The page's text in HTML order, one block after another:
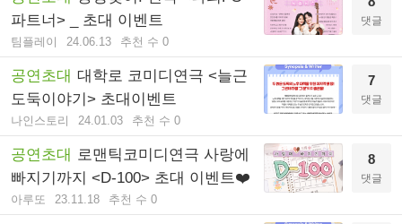
파트너> _ 초대 이벤트
팀플레이 24.06.13 추천 수 0
댓글
공연초대 대학로 코미디연극 <늘근
도둑이야기> 초대이벤트
나인스토리 24.01.03 추천 수 0
7
댓글
공연초대 로맨틱코미디연극 사랑에
빠지기까지 <D-100> 초대 이벤트❤️
아루또 23.11.18 추천 수 0
8
댓글